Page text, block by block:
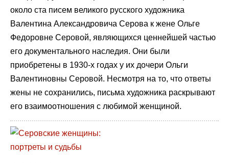
около ста писем великого русского художника
Валентина Александровича Серова к жене Ольге
Федоровне Серовой, являющихся ценнейшей частью
его документального наследия. Они были
приобретены в 1930-х годах у их дочери Ольги
Валентиновны Серовой. Несмотря на то, что ответы
жены не сохранились, письма художника раскрывают
его взаимоотношения с любимой женщиной.